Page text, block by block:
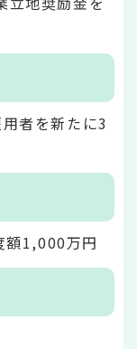
者を新たに3
額1,000万円